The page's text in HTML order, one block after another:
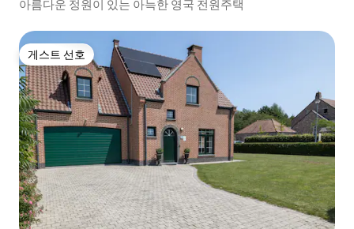
아름다운 정원이 있는 아늑한 영국 전원주택
게스트 선호
게스트 선호